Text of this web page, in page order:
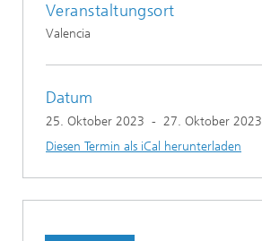
Veranstaltungsort
Valencia
Datum
25. Oktober 2023 - 27. Oktober 2023
Diesen Termin als iCal herunterladen